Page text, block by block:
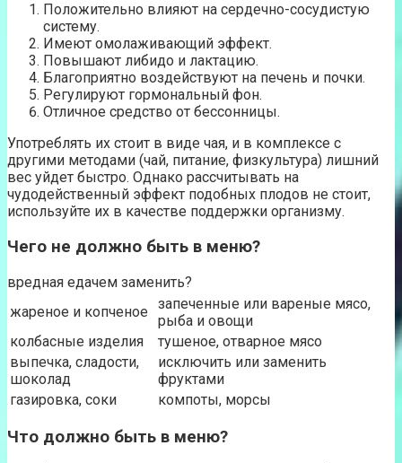
Положительно влияют на сердечно-сосудистую
систему.
Имеют омолаживающий эффект.
Повышают либидо и лактацию.
Благоприятно воздействуют на печень и почки.
Регулируют гормональный фон.
Отличное средство от бессонницы.
Употреблять их стоит в виде чая, и в комплексе с
другими методами (чай, питание, физкультура) лишний
вес уйдет быстро. Однако рассчитывать на
чудодейственный эффект подобных плодов не стоит,
используйте их в качестве поддержки организму.
Чего не должно быть в меню?
вредная едачем заменить?
жареное и копченое
запеченные или вареные мясо,
рыба и овощи
колбасные изделия
тушеное, отварное мясо
выпечка, сладости,
шоколад
исключить или заменить
фруктами
газировка, соки
компоты, морсы
Что должно быть в меню?